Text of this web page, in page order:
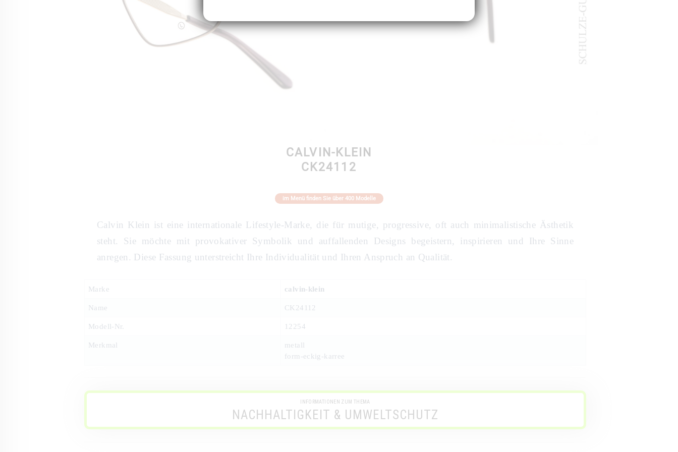
CALVIN-KLEIN
CK24112
im Menü finden Sie über 400 Modelle
Calvin Klein ist eine internationale Lifestyle-Marke, die für mutige, progressive, oft auch minimalistische Ästhetik
steht. Sie möchte mit provokativer Symbolik und auffallenden Designs begeistern, inspirieren und Ihre Sinne
anregen. Diese Fassung unterstreicht Ihre Individualität und Ihren Anspruch an Qualität.
Marke calvin-klein
Name CK24112
Modell-Nr. 12254
Merkmal
metall
form-eckig-karree
INFORMATIONEN ZUM THEMA
NACHHALTIGKEIT & UMWELTSCHUTZ